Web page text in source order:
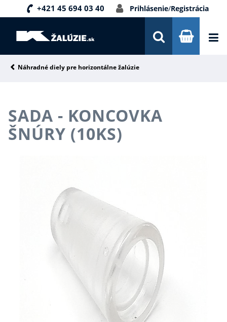
+421 45 694 03 40 Prihlásenie/Registrácia
DOPRAVA A PLATBA
PORADŇA
NOVINKY
Náhradné diely pre horizontálne žalúzie
SADA - KONCOVKA
ŠNÚRY (10KS)